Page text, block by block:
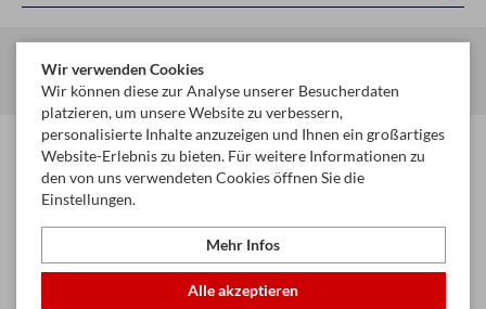
Startseite Schule & Büro Papier Fotokarton & Tonpapier
Wir verwenden Cookies
Wir können diese zur Analyse unserer Besucherdaten
platzieren, um unsere Website zu verbessern,
personalisierte Inhalte anzuzeigen und Ihnen ein großartiges
Website-Erlebnis zu bieten. Für weitere Informationen zu
den von uns verwendeten Cookies öffnen Sie die
Einstellungen.
Mehr Infos
Alle akzeptieren